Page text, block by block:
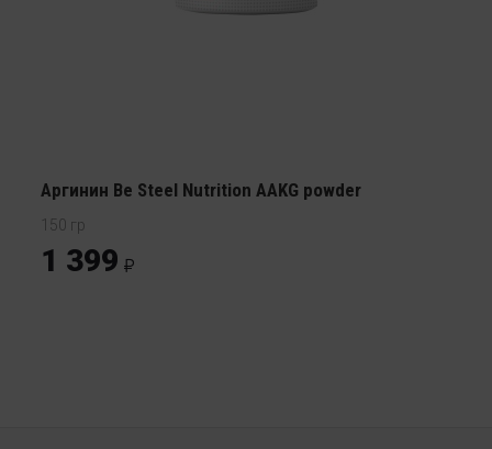
Аргинин Be Steel Nutrition AAKG powder
150 гр
1 399